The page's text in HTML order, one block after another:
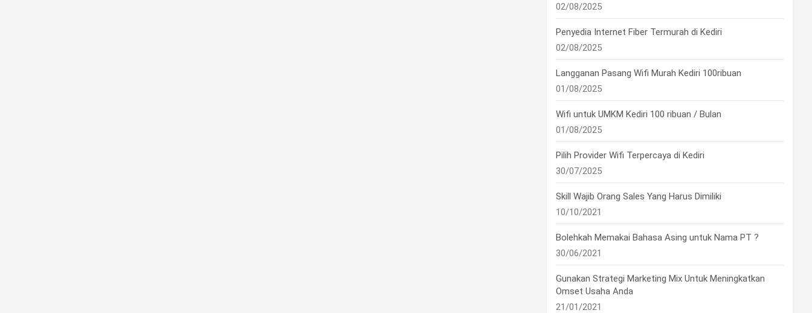
02/08/2025
Penyedia Internet Fiber Termurah di Kediri
02/08/2025
Langganan Pasang Wifi Murah Kediri 100ribuan
01/08/2025
Wifi untuk UMKM Kediri 100 ribuan / Bulan
01/08/2025
Pilih Provider Wifi Terpercaya di Kediri
30/07/2025
Skill Wajib Orang Sales Yang Harus Dimiliki
10/10/2021
Bolehkah Memakai Bahasa Asing untuk Nama PT ?
30/06/2021
Gunakan Strategi Marketing Mix Untuk Meningkatkan
Omset Usaha Anda
21/01/2021